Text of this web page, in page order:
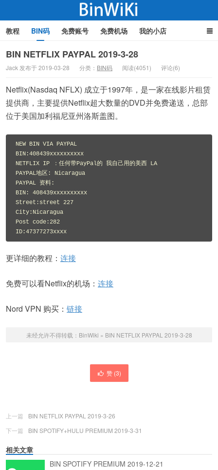
教程 BIN码 免费账号 免费机场 我的小店
BIN NETFLIX PAYPAL 2019-3-28
Jack 发布于 2019-03-28 分类： BIN码 阅读(4051) 评论(6)
Netflix(Nasdaq NFLX) 成立于1997年，是一家在线影片租赁
提供商，主要提供Netflix超大数量的DVD并免费递送，总部
位于美国加利福尼亚州洛斯盖图。
NEW BIN VIA PAYPAL
BIN:408439xxxxxxxxxx
NETFLIX IP ：任何带PayPal的 我自己用的美西 LA
PAYPAL地区: Nicaragua
PAYPAL 资料:
BIN: 408439xxxxxxxxxx
Street:street 227
City:Nicaragua
Post code:282
ID:47377273xxxx
更详细的教程： 连接
免费可以看Netflix的机场： 连接
Nord VPN 购买： 链接
未经允许不得转载： BinWiki » BIN NETFLIX PAYPAL 2019-3-28
赞 (3)
上一篇
BIN NETFLIX PAYPAL 2019-3-26
下一篇
BIN SPOTIFY+HULU PREMIUM 2019-3-31
相关文章
BIN SPOTIFY PREMIUM 2019-12-21